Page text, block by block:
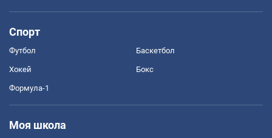
Спорт
Футбол Баскетбол
Хокей Бокс
Формула-1
Моя школа